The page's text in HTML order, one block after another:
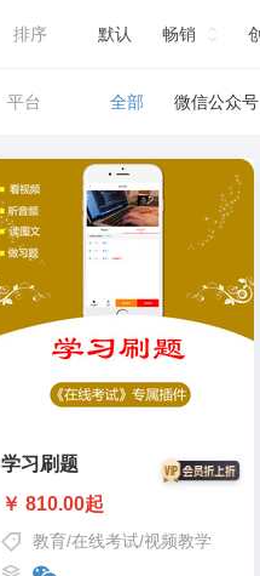
排序 默认 畅销
平台 全部 微信公众号
学习刷题
￥ 810.00起
教育/在线考试/视频教学